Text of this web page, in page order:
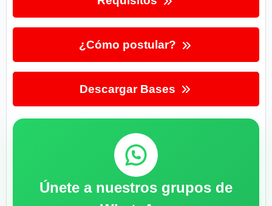
¿Cómo postular?
Descargar Bases
Únete a nuestros grupos de